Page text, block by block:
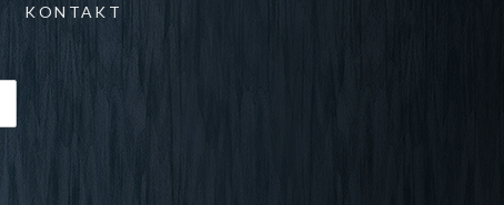
KONTAKT